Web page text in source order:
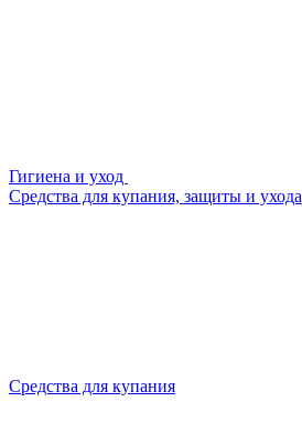
Гигиена и уход
Средства для купания, защиты и ухода
Средства для купания